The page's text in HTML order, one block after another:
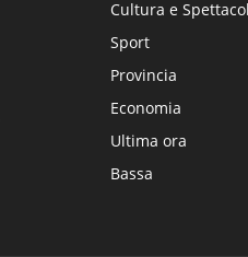
Cultura e
Sport
Provincia
Economia
Ultima ora
Bassa